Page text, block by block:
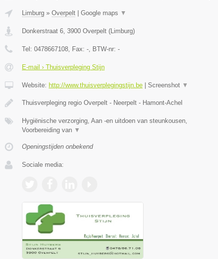
Limburg » Overpelt Google maps ▼
Donkerstraat 6, 3900 Overpelt (Limburg)
Tel: 0478667108, Fax: -, BTW-nr: -
E-mail › Thuisverpleging Stijn
Website: http://www.thuisverplegingstijn.be Screenshot ▼
Thuisverpleging regio Overpelt - Neerpelt - Hamont-Achel
Hygiënische verzorging, Aan -en uitdoen van steunkousen,
Voorbereiding van ▼
Openingstijden onbekend
Sociale media: